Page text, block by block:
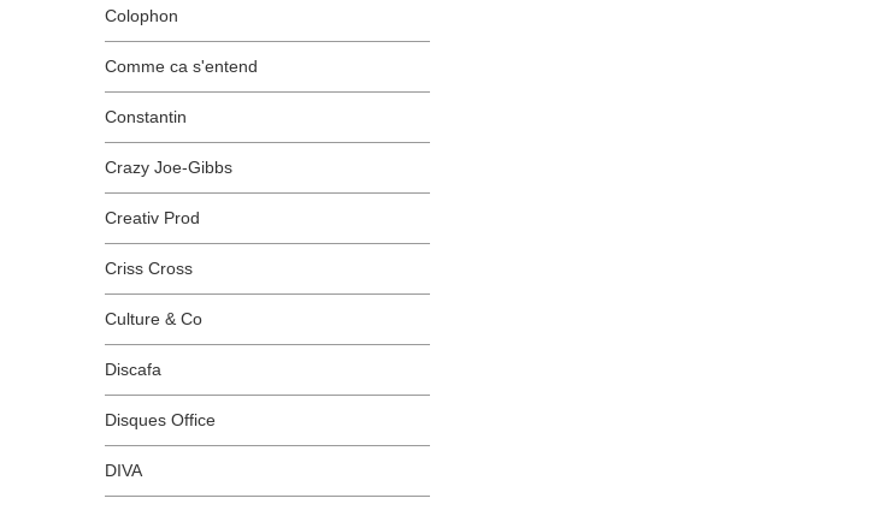
Colophon
Comme ca s'entend
Constantin
Crazy Joe-Gibbs
Creativ Prod
Criss Cross
Culture & Co
Discafa
Disques Office
DIVA